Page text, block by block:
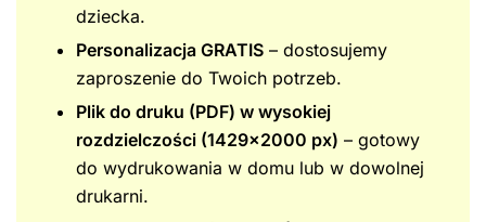
dziecka.
Personalizacja GRATIS – dostosujemy
zaproszenie do Twoich potrzeb.
Plik do druku (PDF) w wysokiej
rozdzielczości (1429×2000 px) – gotowy
do wydrukowania w domu lub w dowolnej
drukarni.